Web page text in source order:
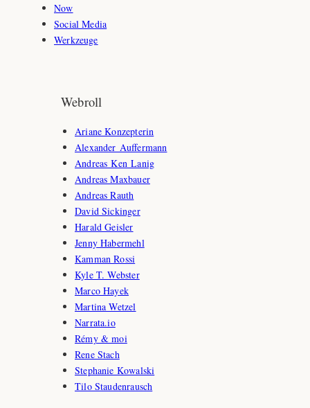
Now
Social Media
Werkzeuge
Webroll
Ariane Konzepterin
Alexander Auffermann
Andreas Ken Lanig
Andreas Maxbauer
Andreas Rauth
David Sickinger
Harald Geisler
Jenny Habermehl
Kamman Rossi
Kyle T. Webster
Marco Hayek
Martina Wetzel
Narrata.io
Rémy & moi
Rene Stach
Stephanie Kowalski
Tilo Staudenrausch